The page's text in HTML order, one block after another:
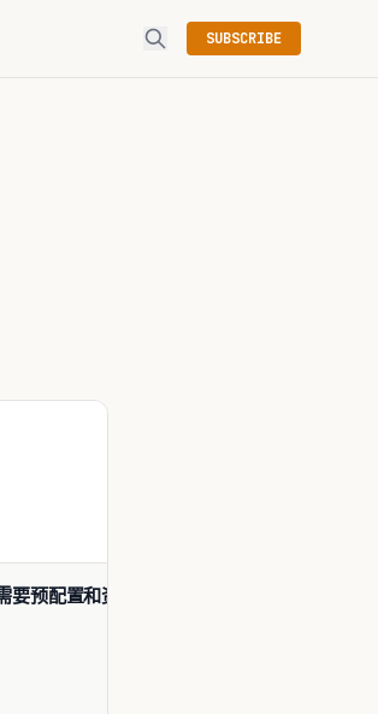
SUBSCRIBE
要预配置和资源